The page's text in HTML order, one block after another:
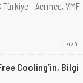
Türkiye - Aermec, VMF
1.424
Cooling’in, Bilgi